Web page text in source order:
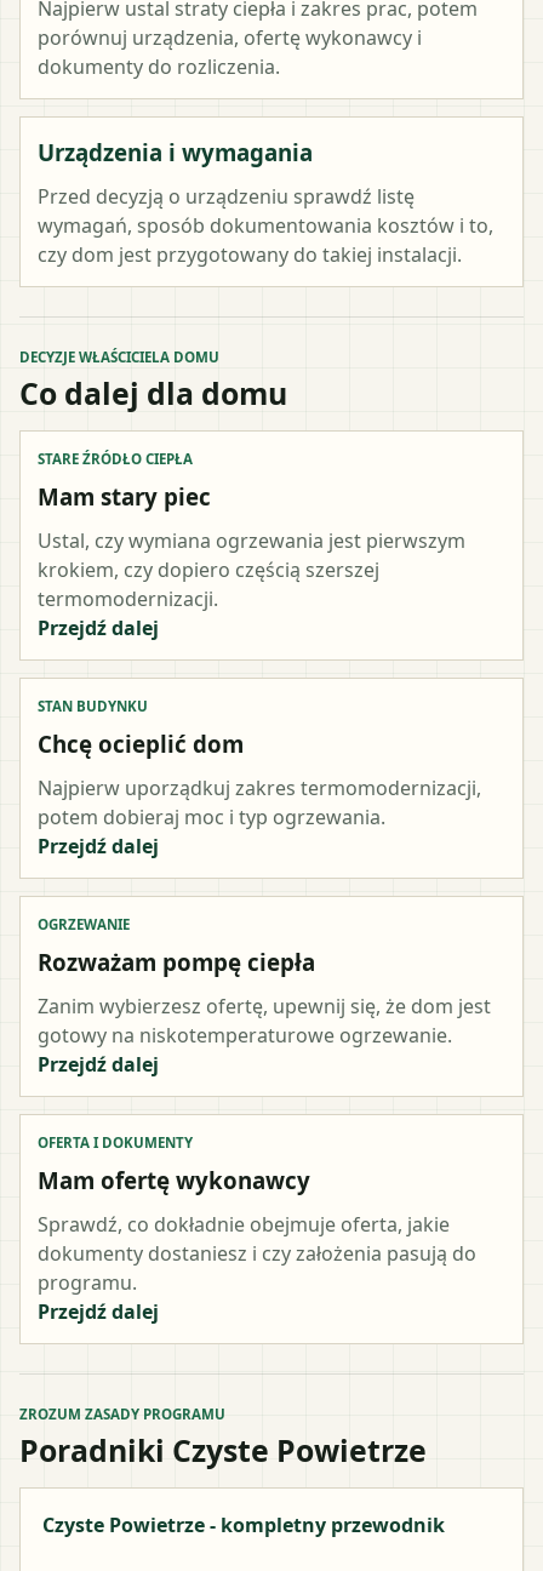
Najpierw ustal straty ciepła i zakres prac, potem
porównuj urządzenia, ofertę wykonawcy i
dokumenty do rozliczenia.
Urządzenia i wymagania
Przed decyzją o urządzeniu sprawdź listę
wymagań, sposób dokumentowania kosztów i to,
czy dom jest przygotowany do takiej instalacji.
DECYZJE WŁAŚCICIELA DOMU
Co dalej dla domu
STARE ŹRÓDŁO CIEPŁA
Mam stary piec
Ustal, czy wymiana ogrzewania jest pierwszym
krokiem, czy dopiero częścią szerszej
termomodernizacji.
Przejdź dalej
STAN BUDYNKU
Chcę ocieplić dom
Najpierw uporządkuj zakres termomodernizacji,
potem dobieraj moc i typ ogrzewania.
Przejdź dalej
OGRZEWANIE
Rozważam pompę ciepła
Zanim wybierzesz ofertę, upewnij się, że dom jest
gotowy na niskotemperaturowe ogrzewanie.
Przejdź dalej
OFERTA I DOKUMENTY
Mam ofertę wykonawcy
Sprawdź, co dokładnie obejmuje oferta, jakie
dokumenty dostaniesz i czy założenia pasują do
programu.
Przejdź dalej
ZROZUM ZASADY PROGRAMU
Poradniki Czyste Powietrze
Czyste Powietrze - kompletny przewodnik